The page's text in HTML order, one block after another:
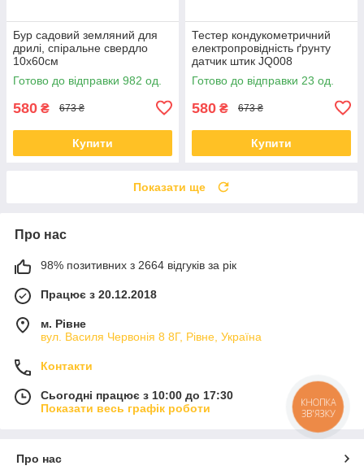
Бур садовий земляний для
дрилі, спіральне свердло
10x60см
Готово до відправки 982 од.
580 ₴ 673 ₴
Купити
Тестер кондукометричний
електропровідність ґрунту
датчик штик JQ008
Цифровой кондуктометр
Готово до відправки 23 од.
580 ₴ 673 ₴
Купити
Показати ще
Про нас
98% позитивних з 2664 відгуків за рік
Працює з 20.12.2018
м. Рівне
вул. Василя Червонія 8 8Г, Рівне, Україна
Контакти
Сьогодні працює з 10:00 до 17:30
Показати весь графік роботи
Про нас
КНОПКА
ЗВ'ЯЗКУ